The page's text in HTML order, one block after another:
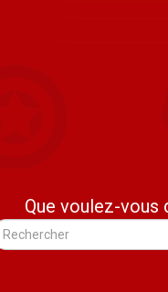
Que voulez-vous